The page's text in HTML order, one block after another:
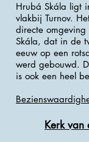
Hrubá Skála ligt
vlakbij Turnov.
directe
Skála, dat in de
eeuw op een
werd gebouwd.
is ook een heel
Kerk van